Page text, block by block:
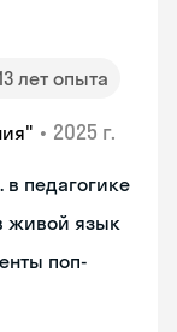
лет опыта
• 2025 г.
в педагогике
живой язык
поп-